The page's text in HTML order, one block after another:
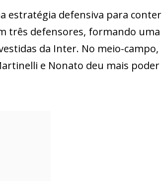
estratégia defensiva para conter
três defensores, formando uma
da Inter. No meio-campo,
e Nonato deu mais poder